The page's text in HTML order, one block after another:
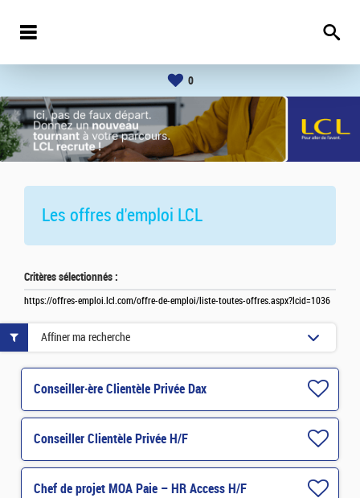
0
Les offres d'emploi LCL
Critères sélectionnés :
https://offres-emploi.lcl.com/offre-de-emploi/liste-toutes-offres.aspx?lcid=1036
Conseiller·ère Clientèle Privée Dax
Conseiller Clientèle Privée H/F
Chef de projet MOA Paie – HR Access H/F
Affiner ma recherche